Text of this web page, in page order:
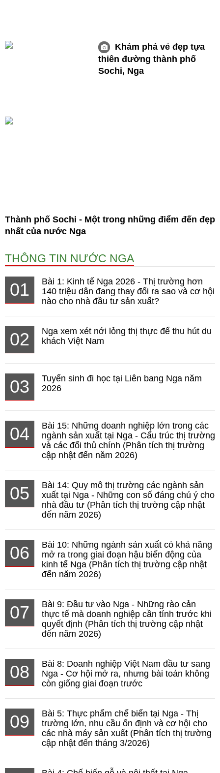
Khám phá vẻ đẹp tựa
thiên đường thành phố
Sochi, Nga
Thành phố Sochi - Một trong những điểm đến đẹp
nhất của nước Nga
THÔNG TIN NƯỚC NGA
01
Bài 1: Kinh tế Nga 2026 - Thị trường hơn
140 triệu dân đang thay đổi ra sao và cơ hội
nào cho nhà đầu tư sản xuất?
02
Nga xem xét nới lỏng thị thực để thu hút du
khách Việt Nam
03
Tuyển sinh đi học tại Liên bang Nga năm
2026
04
Bài 15: Những doanh nghiệp lớn trong các
ngành sản xuất tại Nga - Cấu trúc thị trường
và các đối thủ chính (Phân tích thị trường
cập nhật đến năm 2026)
05
Bài 14: Quy mô thị trường các ngành sản
xuất tại Nga - Những con số đáng chú ý cho
nhà đầu tư (Phân tích thị trường cập nhật
đến năm 2026)
06
Bài 10: Những ngành sản xuất có khả năng
mở ra trong giai đoạn hậu biến động của
kinh tế Nga (Phân tích thị trường cập nhật
đến năm 2026)
07
Bài 9: Đầu tư vào Nga - Những rào cản
thực tế mà doanh nghiệp cần tính trước khi
quyết định (Phân tích thị trường cập nhật
đến năm 2026)
08
Bài 8: Doanh nghiệp Việt Nam đầu tư sang
Nga - Cơ hội mở ra, nhưng bài toán không
còn giống giai đoạn trước
09
Bài 5: Thực phẩm chế biến tại Nga - Thị
trường lớn, nhu cầu ổn định và cơ hội cho
các nhà máy sản xuất (Phân tích thị trường
cập nhật đến tháng 3/2026)